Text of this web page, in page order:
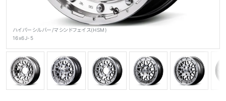
ハイパーシルバー/マシンドフェイス(HSM)
16x6J-5